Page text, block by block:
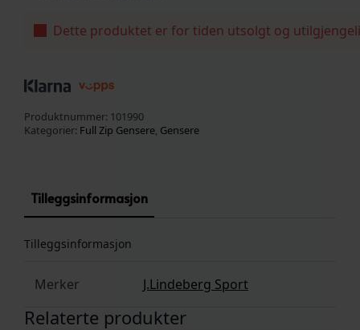
Dette produktet er for tiden utsolgt og
Produktnummer: 101990
Kategorier: Full Zip Gensere, Gensere
Tilleggsinformasjon
Tilleggsinformasjon
Merker J.Lindeberg Sport
Relaterte produkter